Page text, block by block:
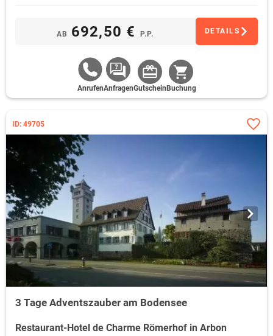
AB 692,50 € P.P. DETAILS
AnrufenAnfragenGutschein Buchung
ID: 49705
3 Tage Adventszauber am Bodensee
Restaurant-Hotel de Charme Römerhof in Arbon